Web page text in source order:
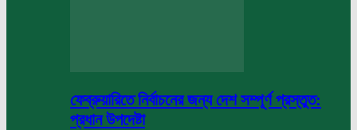
ফেব্রুয়ারিতে নির্বাচনের জন্য দেশ সম্পূর্ণ প্রস্তুত:
প্রধান উপদেষ্টা